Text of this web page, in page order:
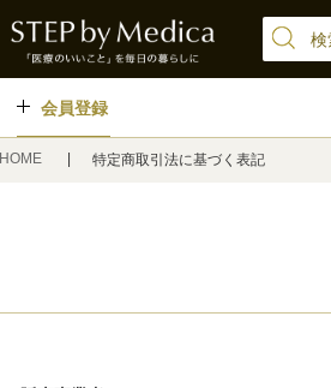
会員登録
HOME 特定商取引法に基づく表記